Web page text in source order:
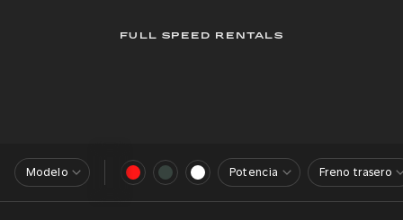
FULL SPEED RENTALS
Modelo Potencia Freno trasero